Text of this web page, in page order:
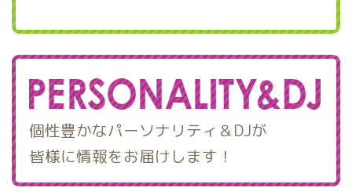
個性豊かなパーソナリティ＆DJが
皆様に情報をお届けします！